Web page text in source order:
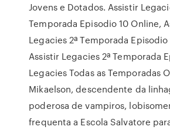
Jovens e Dotados. Assistir
Temporada Episodio 10 Online,
Legacies 2ª Temporada
Assistir Legacies 2ª Temporada
Legacies Todas as Temporadas
Mikaelson, descendente da
poderosa de vampiros,
frequenta a Escola Salvatore